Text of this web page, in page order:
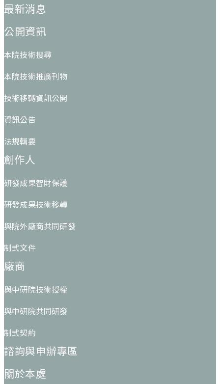
最新消息
公開資訊
本院技術搜尋
本院技術推廣刊物
技術移轉資訊公開
資訊公告
法規輯要
創作人
研發成果智財保護
研發成果技術移轉
與院外廠商共同研發
制式文件
廠商
與中研院技術授權
與中研院共同研發
制式契約
諮詢與申辦專區
關於本處